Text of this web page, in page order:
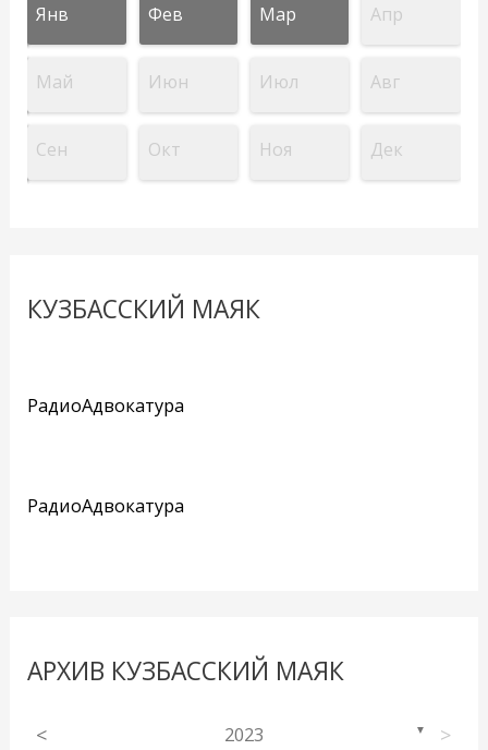
Янв Фев Мар Апр
Май Июн Июл Авг
Сен Окт Ноя Дек
КУЗБАССКИЙ МАЯК
РадиоАдвокатура
РадиоАдвокатура
АРХИВ КУЗБАССКИЙ МАЯК
< 2023 ▼ >